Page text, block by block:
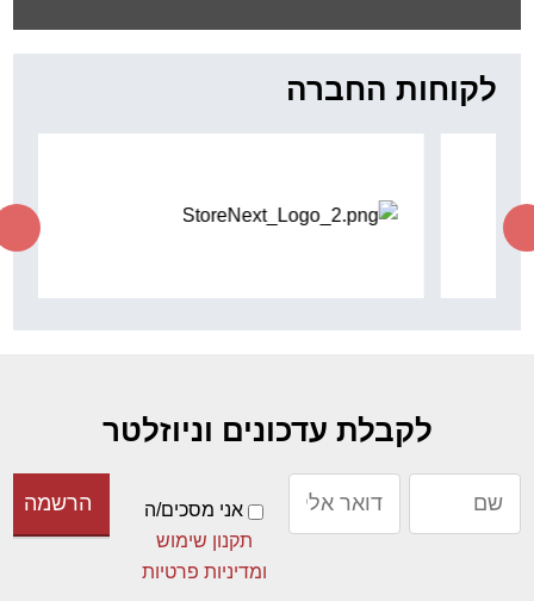
לקוחות החברה
לקבלת עדכונים וניוזלטר
אני מסכים/ה
תקנון שימוש
ומדיניות פרטיות